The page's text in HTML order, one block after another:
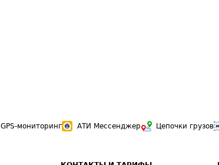
GPS-мониторинг АТИ Мессенджер Цепочки грузов